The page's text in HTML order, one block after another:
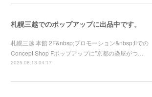
札幌三越でのポップアップに出品中です。
札幌三越 本館 2F&nbsp;プロモーション&nbsp;Ⅱでの
Concept Shop Fポップアップに"京都の染屋がつ…
2025.08.13 04:17